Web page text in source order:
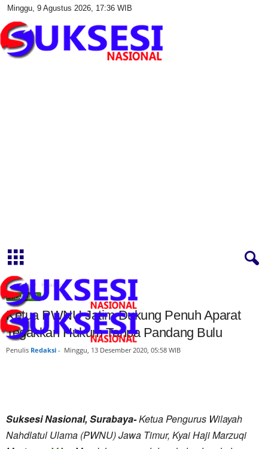
Minggu, 9 Agustus 2026, 17:36 WIB
Beranda Headline
HEADLINE
Ketua PWNU Jatim Dukung Penuh Aparat
Tegakkan Hukum Tanpa Pandang Bulu
Penulis Redaksi - Minggu, 13 Desember 2020, 05:58 WIB
Suksesi Nasional, Surabaya-Ketua Pengurus Wilayah
Nahdlatul Ulama (PWNU) Jawa Timur, Kyai Haji Marzuqi